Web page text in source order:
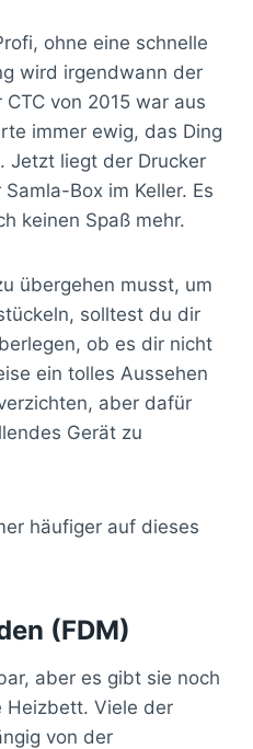
ohne eine schnelle
wird irgendwann der
von 2015 war aus
immer ewig, das Ding
Jetzt liegt der Drucker
Box im Keller. Es
keinen Spaß mehr.
übergehen musst, um
solltest du dir
ob es dir nicht
ein tolles Aussehen
aber dafür
Gerät zu
häufiger auf dieses
(FDM)
aber es gibt sie noch
Heizbett. Viele der
von der